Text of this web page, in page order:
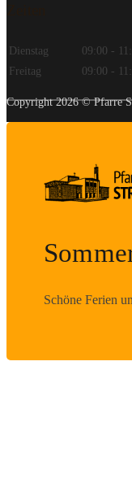
Dienstag
09:00 -
Freitag
09:00 -
Copyright 2026 © Pfarre
Schöne Ferien